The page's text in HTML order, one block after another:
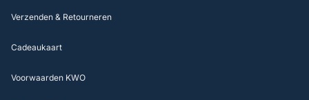
Verzenden & Retourneren
Cadeaukaart
Voorwaarden KWO